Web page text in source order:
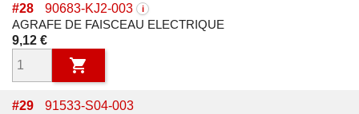
#28 90683-KJ2-003 i
AGRAFE DE FAISCEAU ELECTRIQUE
Prix
9,12 €

#29
91533-S04-003